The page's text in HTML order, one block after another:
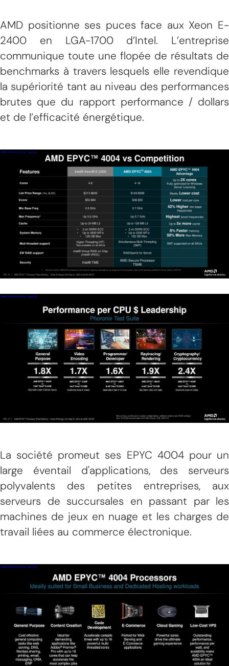
AMD positionne ses puces face aux Xeon E-
2400 en LGA-1700 d’Intel. L’entreprise
communique toute une flopée de résultats de
benchmarks à travers lesquels elle revendique
la supériorité tant au niveau des performances
brutes que du rapport performance / dollars
et de l’efficacité énergétique.
La société promeut ses EPYC 4004 pour un
large éventail d'applications, des serveurs
polyvalents des petites entreprises, aux
serveurs de succursales en passant par les
machines de jeux en nuage et les charges de
travail liées au commerce électronique.